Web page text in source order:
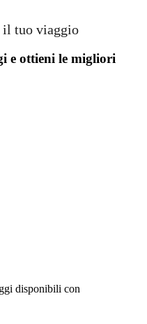
il tuo viaggio
e ottieni le migliori
disponibili con